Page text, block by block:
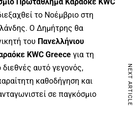
Πρωτάθλημα Καραόκε KWC
το Νοέμβριο στη
Ο Δημήτρης θα
του Πανελλήνιου
KWC Greece για τη
αυτό γεγονός,
καθοδήγηση και
σε παγκόσμιο
NEXT ARTICLE